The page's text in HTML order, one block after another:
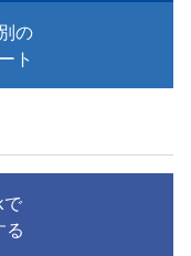
の
ト
る